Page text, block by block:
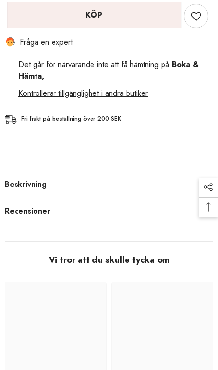
KÖP
Fråga en expert
Det går för närvarande inte att få hämtning på Boka &
Hämta,
Kontrollerar tillgänglighet i andra butiker
Fri frakt på beställning över 200 SEK
Beskrivning
Recensioner
Vi tror att du skulle tycka om